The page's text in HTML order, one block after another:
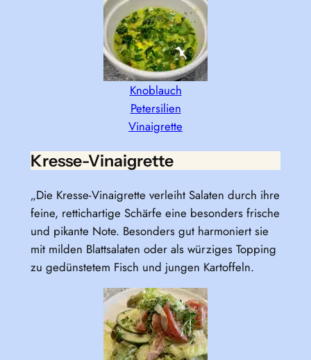
Knoblauch
Petersilien
Vinaigrette
Kresse-Vinaigrette
„Die Kresse-Vinaigrette verleiht Salaten durch ihre
feine, rettichartige Schärfe eine besonders frische
und pikante Note. Besonders gut harmoniert sie
mit milden Blattsalaten oder als würziges Topping
zu gedünstetem Fisch und jungen Kartoffeln.